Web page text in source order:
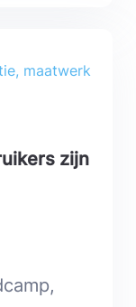
maatwerk
zijn